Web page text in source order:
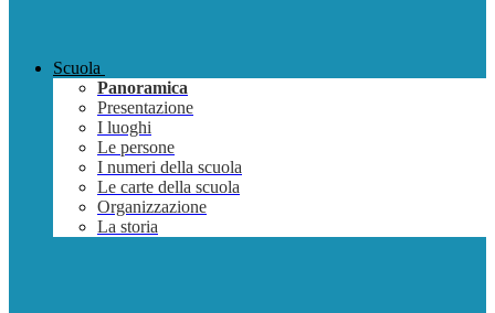
Scuola
Panoramica
Presentazione
I luoghi
Le persone
I numeri della scuola
Le carte della scuola
Organizzazione
La storia